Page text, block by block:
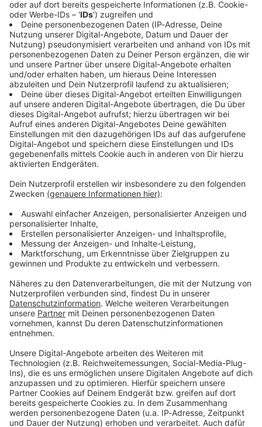
Immer auf dem Laufenden
bleiben!
Verpass' nichts mehr - mit unserem kostenlosen
ANTENNE BAYERN Newsletter. Ob Nachrichten,
Lifestyle oder unsere neuesten Aktionen - wir
informieren dich.
Zum Newsletter anmelden
Du möchtest uns etwas sagen?
Studio Hotline
Kontaktformular
Sprachnachricht